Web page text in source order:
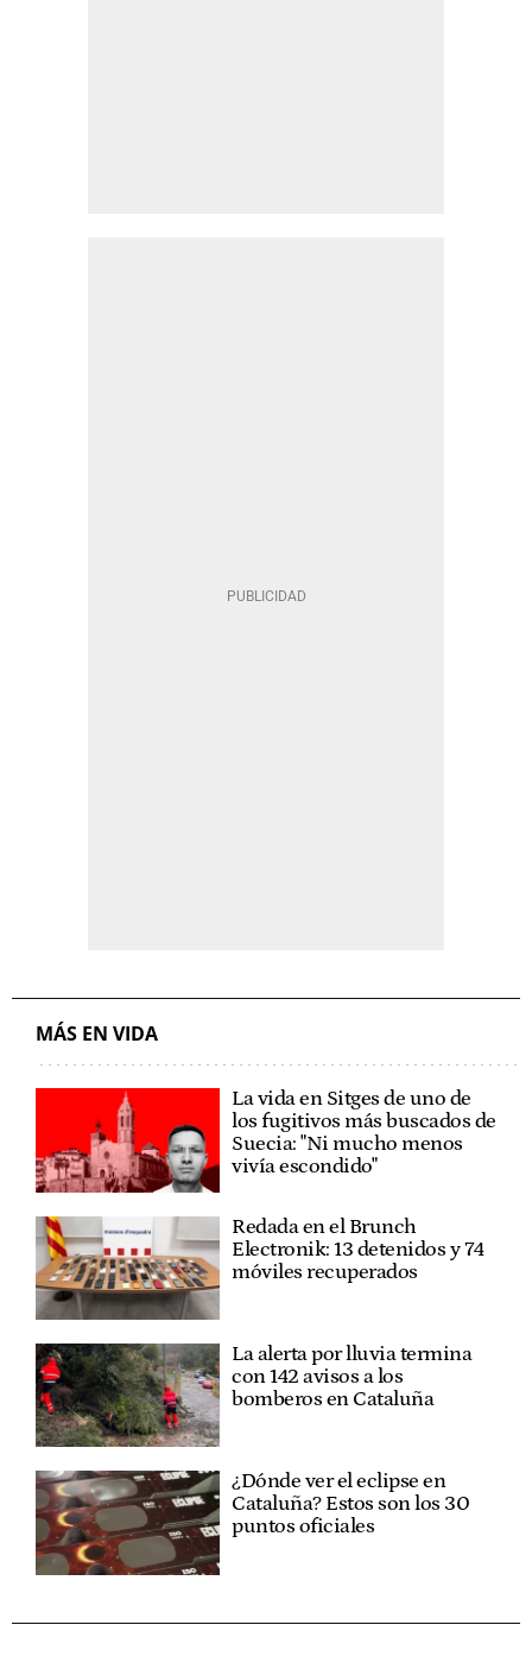
MÁS EN VIDA
La vida en Sitges de uno de
los fugitivos más buscados de
Suecia: "Ni mucho menos
vivía escondido"
Redada en el Brunch
Electronik: 13 detenidos y 74
móviles recuperados
La alerta por lluvia termina
con 142 avisos a los
bomberos en Cataluña
¿Dónde ver el eclipse en
Cataluña? Estos son los 30
puntos oficiales